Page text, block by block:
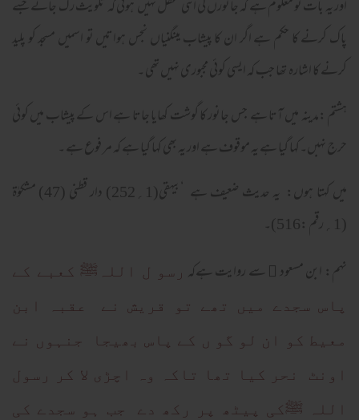
اور یہ بات تو معلوم ہے کہ جانورں کی اتنی عقل نہیں ہوتی کہ تلویث رک جائے جسے
پاک کرنے کا حکم ہے اگر ان کا پیشاب مینگنیاں نجس ہواتیں تو اسمیں مسجد کو پلید
کرنے کا اشارہ تھا جب کہ ایسی کوئی مجبوری نہیں تھی ۔
ہشتم :مدینہ میں آتا ہے جس جانور کا گوشت کھایا جاتا ہے اس کے پیشاب میں کوئی
حرج نہبں۔کہا گیا ہے یہ موقوف ہے اور یہ بھی کہا گیا ہے کہ مر فوع ہے ۔
میں کہتا ہوں: یہ حدیث ضعیف ہے ‘بیہقی(1؍252) دار قطنی (47) مشکوٰۃ
(1؍رقم :516)۔
نہم: ابن مسعود ﷜ سے روایت ہےکہ رسو ل اللہﷺ کعبے کے
پاس سجدے میں تھے تو قریش نے عقبہ ابن
معیط کو ان لو گو ں کے پاس بھیجا جنہوں نے
اونٹ نحر کیا تھا تاکہ وہ اچڑی لا کر رسول
اللہ ﷺکی پیٹھ پر رکھ دے جب ہو سجدے کی